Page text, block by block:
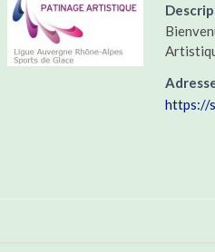
https://